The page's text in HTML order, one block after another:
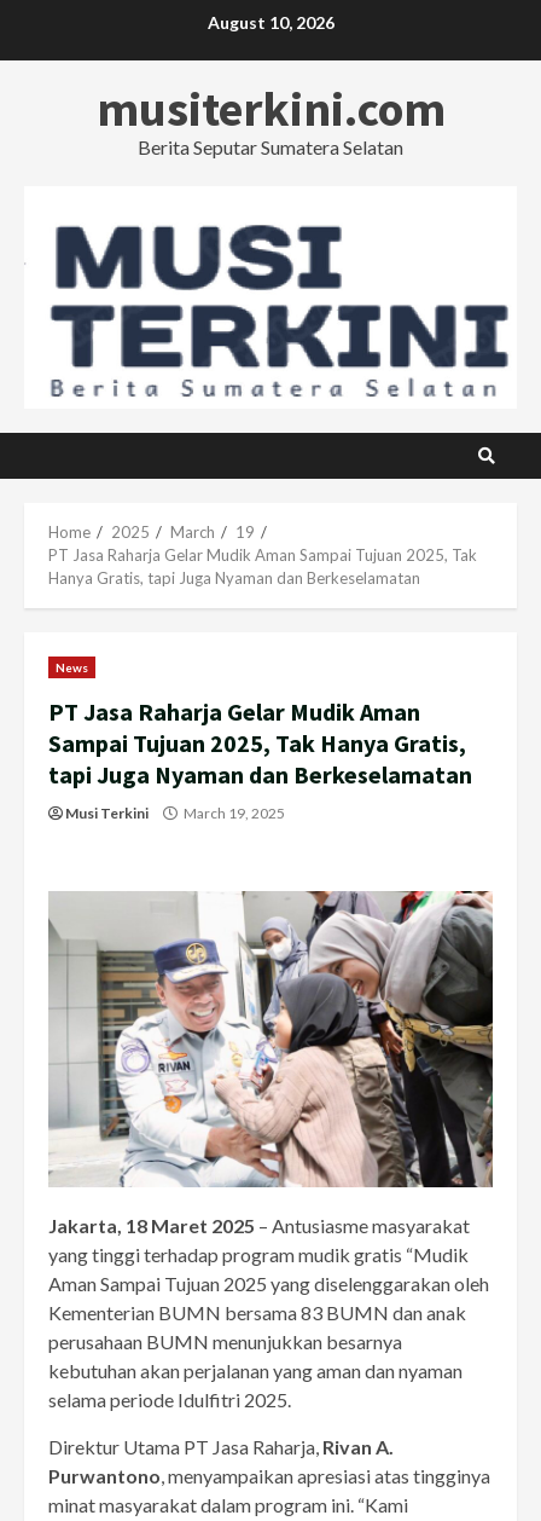
August 10, 2026
musiterkini.com
Berita Seputar Sumatera Selatan
Home 2025 March
19
PT Jasa Raharja Gelar Mudik Aman Sampai Tujuan 2025, Tak
Hanya Gratis, tapi Juga Nyaman dan Berkeselamatan
News
PT Jasa Raharja Gelar Mudik Aman
Sampai Tujuan 2025, Tak Hanya Gratis,
tapi Juga Nyaman dan Berkeselamatan
Musi Terkini March 19, 2025
Jakarta, 18 Maret 2025 – Antusiasme masyarakat
yang tinggi terhadap program mudik gratis “Mudik
Aman Sampai Tujuan 2025 yang diselenggarakan oleh
Kementerian BUMN bersama 83 BUMN dan anak
perusahaan BUMN menunjukkan besarnya
kebutuhan akan perjalanan yang aman dan nyaman
selama periode Idulfitri 2025.
Direktur Utama PT Jasa Raharja, Rivan A.
Purwantono, menyampaikan apresiasi atas tingginya
minat masyarakat dalam program ini. “Kami